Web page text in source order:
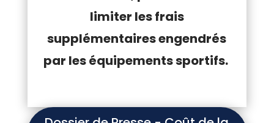
limiter les frais
supplémentaires engendrés
par les équipements sportifs.